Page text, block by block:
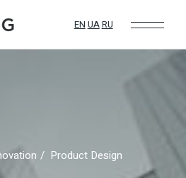
EN UARU
Product Design